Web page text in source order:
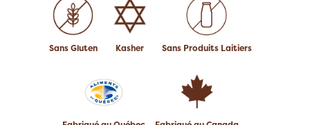
Sans Gluten Kasher Sans Produits Laitiers